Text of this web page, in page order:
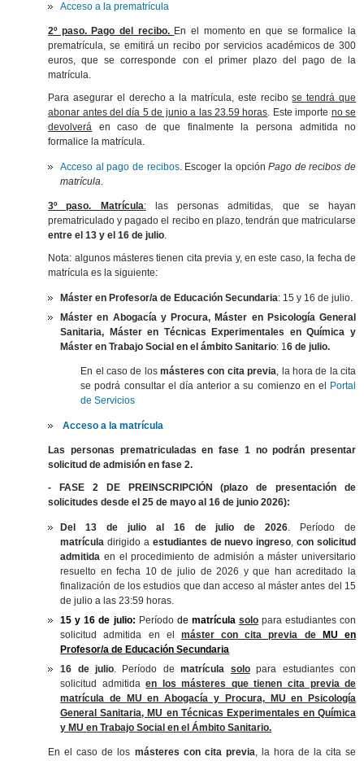
Acceso a la prematrícula
2º paso. Pago del recibo. En el momento en que se formalice la
prematrícula, se emitirá un recibo por servicios académicos de 300
euros, que se corresponde con el primer plazo del pago de la
matrícula.
Para asegurar el derecho a la matrícula, este recibose tendrá que
abonar antes del día 5 de junio a las 23.59 horas. Este importe no se
devolverá en caso de que finalmente la persona admitida no
formalice la matrícula.
Acceso al pago de recibos. Escoger la opciónPago de recibos de
matrícula.
3º paso. Matrícula:las personas admitidas, que se hayan
prematriculado y pagado el recibo en plazo, tendrán que matricularse
entre el 13 y el 16 de julio.
Nota: algunos másteres tienen cita previa y, en este caso, la fecha de
matrícula es la siguiente:
Máster en Profesor/a de Educación Secundaria: 15 y 16 de julio.
Máster en Abogacía y Procura, Máster en Psicología General
Sanitaria, Máster en Técnicas Experimentales en Química y
Máster en Trabajo Social en el ámbito Sanitario: 16 de julio.
En el caso de los másteres con cita previa, la hora de la cita
se podrá consultar el día anterior a su comienzo en el
Portal
de Servicios
Acceso a la matrícula
Las personas prematriculadas en fase 1 no podrán presentar
solicitud de admisión en fase 2.
- FASE 2 DE PREINSCRIPCIÓN (plazo de presentación de
solicitudes desde el 25 de mayo al 16 de junio 2026):
Del 13 de julio al 16 de julio de 2026. Período de
matrícula dirigido a estudiantes de nuevo ingreso,con solicitud
admitida en el procedimiento de admisión a máster universitario
resuelto en fecha 10 de julio de 2026 y que han acreditado la
finalización de los estudios que dan acceso al máster antes del 15
de julio a las 23:59 horas.
15 y 16 de julio: Período de matrícula solo para estudiantes con
solicitud admitida en el máster con cita previa de MU en
Profesor/a de Educación Secundaria
16 de julio. Período dematrícula solo para estudiantes con
solicitud admitidaen los másteres que tienen cita previa de
matrícula de MU en Abogacía y Procura, MU en Psicología
General Sanitaria,MU en Técnicas Experimentales en Química
y MUen Trabajo Social en el Ámbito Sanitario.
En el caso de los másteres con cita previa, la hora de la cita se